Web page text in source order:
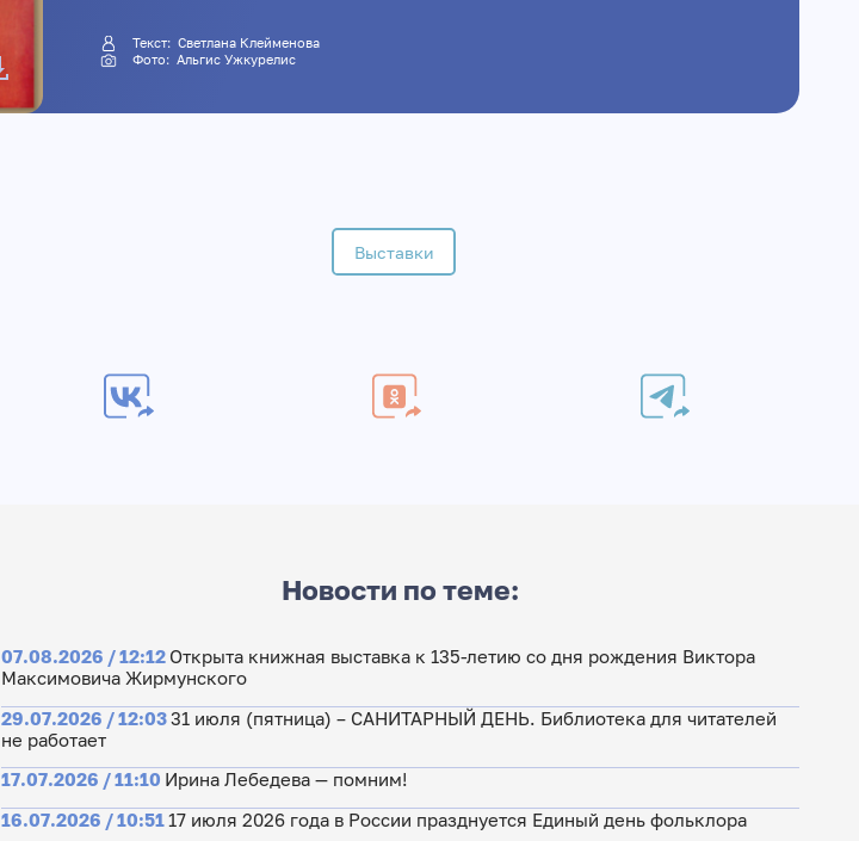
Текст:Светлана Клейменова
Фото:Альгис Ужкурелис
Выставки
Новости по теме:
07.08.2026 / 12:12 Открыта книжная выставка к 135-летию со дня рождения Виктора
Максимовича Жирмунского
29.07.2026 / 12:0331 июля (пятница) – САНИТАРНЫЙ ДЕНЬ. Библиотека для читателей
не работает
17.07.2026 / 11:10 Ирина Лебедева — помним!
16.07.2026 / 10:51 17 июля 2026 года в России празднуется Единый день фольклора